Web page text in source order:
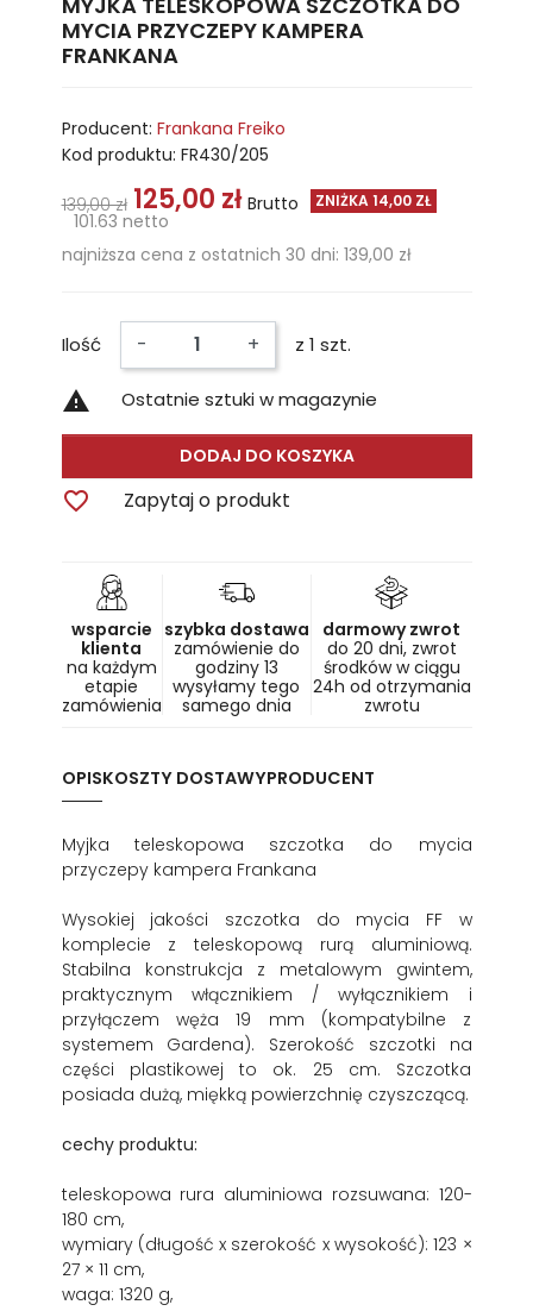
MYCIA PRZYCZEPY KAMPERA
FRANKANA
Producent: Frankana Freiko
Kod produktu: FR430/205
139,00 zł 125,00 zł Brutto ZNIŻKA 14,00 ZŁ
101.63 netto
najniższa cena z ostatnich 30 dni: 139,00 zł
Ilość - + z 1 szt.
 Ostatnie sztuki w magazynie
DODAJ DO KOSZYKA
 Zapytaj o produkt
wsparcie
klienta
na każdym
etapie
zamówienia
szybka dostawa
zamówienie do
godziny 13
wysyłamy tego
samego dnia
darmowy zwrot
do 20 dni, zwrot
środków w ciągu
24h od otrzymania
zwrotu
OPISKOSZTY DOSTAWYPRODUCENT
Myjka teleskopowa szczotka do mycia
przyczepy kampera Frankana
Wysokiej jakości szczotka do mycia FF w
komplecie z teleskopową rurą aluminiową.
Stabilna konstrukcja z metalowym gwintem,
praktycznym włącznikiem / wyłącznikiem i
przyłączem węża 19 mm (kompatybilne z
systemem Gardena). Szerokość szczotki na
części plastikowej to ok. 25 cm. Szczotka
posiada dużą, miękką powierzchnię czyszczącą.
cechy produktu:
teleskopowa rura aluminiowa rozsuwana: 120-
180 cm,
wymiary (długość x szerokość x wysokość): 123 ×
27 × 11 cm,
waga: 1320 g,